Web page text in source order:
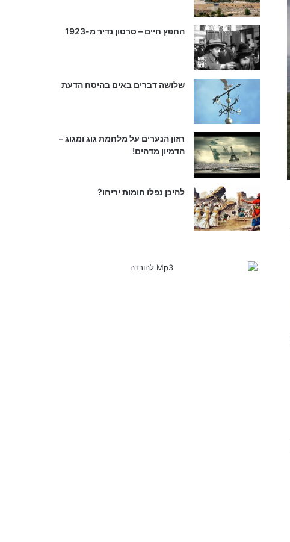
החפץ חיים – סרטון נדיר מ-1923
שלושה דברים באים בהיסח הדעת
חזון הנערים על מלחמת גוג ומגוג –
הדמיון מדהים!
להיכן נפלו חומות יריחו?